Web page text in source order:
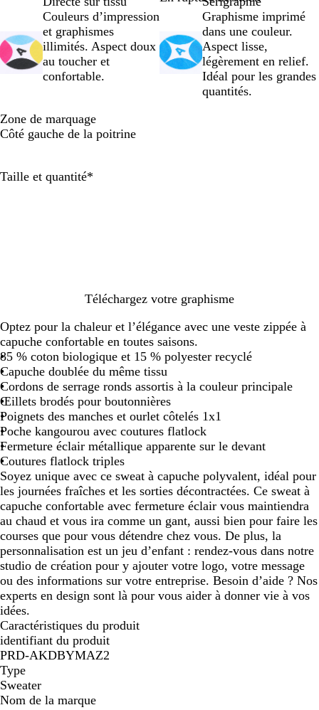
n
t
i
t
t
e
e
n
é
l
i
n
x
d
r
Couleurs d’impression
et graphismes
illimités. Aspect doux
au toucher et
confortable.
Graphisme imprimé
dans une couleur.
Aspect lisse,
légèrement en relief.
Idéal pour les grandes
quantités.
Zone de marquage
Côté gauche de la poitrine
Taille et quantité*
Téléchargez votre graphisme
Optez pour la chaleur et l’élégance avec une veste zippée à
capuche confortable en toutes saisons.
85 % coton biologique et 15 % polyester recyclé
Capuche doublée du même tissu
Cordons de serrage ronds assortis à la couleur principale
Œillets brodés pour boutonnières
Poignets des manches et ourlet côtelés 1x1
Poche kangourou avec coutures flatlock
Fermeture éclair métallique apparente sur le devant
Coutures flatlock triples
Soyez unique avec ce sweat à capuche polyvalent, idéal pour
les journées fraîches et les sorties décontractées. Ce sweat à
capuche confortable avec fermeture éclair vous maintiendra
au chaud et vous ira comme un gant, aussi bien pour faire les
courses que pour vous détendre chez vous. De plus, la
personnalisation est un jeu d’enfant : rendez-vous dans notre
studio de création pour y ajouter votre logo, votre message
ou des informations sur votre entreprise. Besoin d’aide ? Nos
experts en design sont là pour vous aider à donner vie à vos
idées.
Caractéristiques du produit
identifiant du produit
PRD-AKDBYMAZ2
Type
Sweater
Nom de la marque